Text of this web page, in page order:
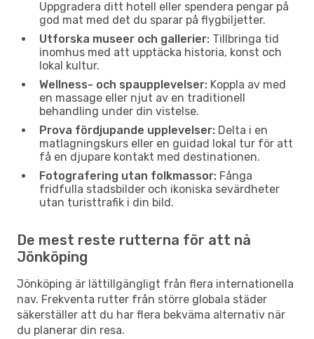
Uppgradera ditt hotell eller spendera pengar på
god mat med det du sparar på flygbiljetter.
Utforska museer och gallerier: Tillbringa tid
inomhus med att upptäcka historia, konst och
lokal kultur.
Wellness- och spaupplevelser: Koppla av med
en massage eller njut av en traditionell
behandling under din vistelse.
Prova fördjupande upplevelser: Delta i en
matlagningskurs eller en guidad lokal tur för att
få en djupare kontakt med destinationen.
Fotografering utan folkmassor: Fånga
fridfulla stadsbilder och ikoniska sevärdheter
utan turisttrafik i din bild.
De mest reste rutterna för att nå
Jönköping
Jönköping är lättillgängligt från flera internationella
nav. Frekventa rutter från större globala städer
säkerställer att du har flera bekväma alternativ när
du planerar din resa.